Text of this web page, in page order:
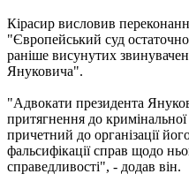
Кірасир висловив
"Європейський суд
раніше висунутих
Януковича".
"Адвокати президента
притягнення до кримінальної
причетний до організації
фальсифікації справ щодо
справедливості", - додав він.